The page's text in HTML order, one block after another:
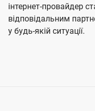
інтернет-провайдер
відповідальним
у будь-якій ситуації.